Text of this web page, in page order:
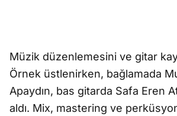
Müzik düzenlemesini ve gitar
Örnek üstlenirken, bağlamada
Apaydın, bas gitarda Safa Eren
aldı. Mix, mastering ve